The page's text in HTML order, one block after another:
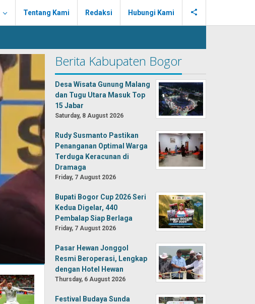
Tentang Kami Redaksi Hubungi Kami
Berita Kabupaten Bogor
Desa Wisata Gunung Malang
dan Tugu Utara Masuk Top
15 Jabar
Saturday, 8 August 2026
Rudy Susmanto Pastikan
Penanganan Optimal Warga
Terduga Keracunan di
Dramaga
Friday, 7 August 2026
Bupati Bogor Cup 2026 Seri
Kedua Digelar, 440
Pembalap Siap Berlaga
Friday, 7 August 2026
Pasar Hewan Jonggol
Resmi Beroperasi, Lengkap
dengan Hotel Hewan
Thursday, 6 August 2026
Festival Budaya Sunda